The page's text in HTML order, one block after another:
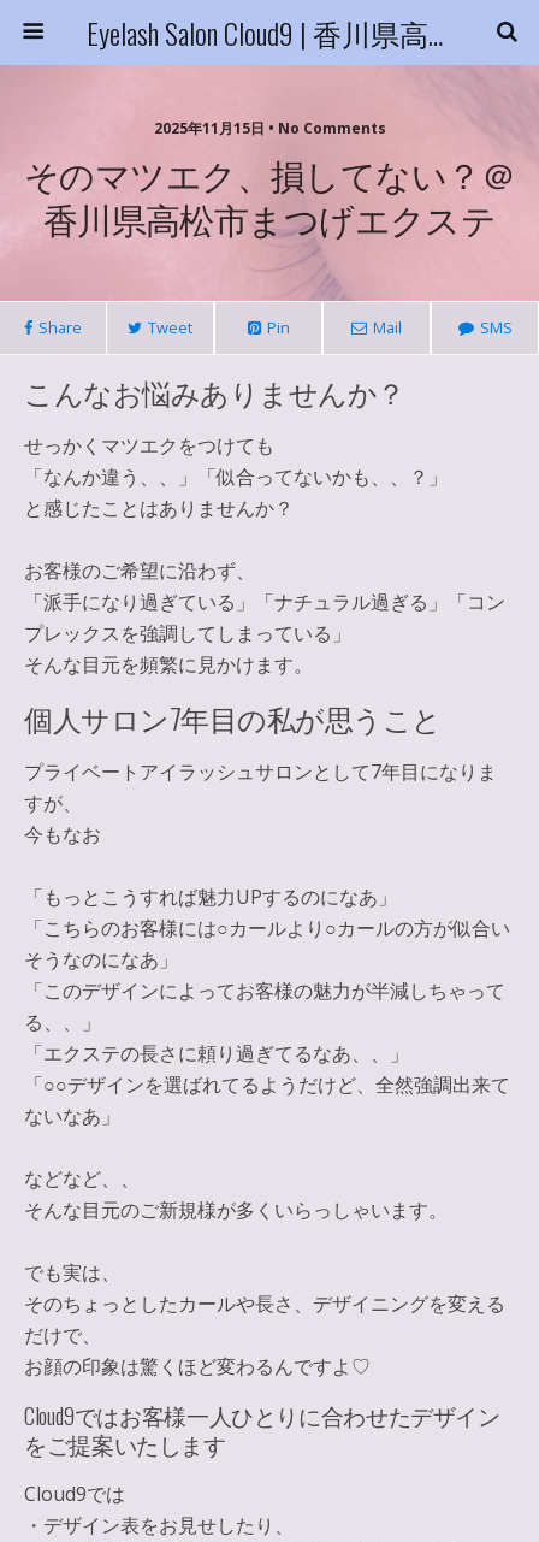
Eyelash Salon Cloud9 | 香川県高松市
2025年11月15日 • No Comments
そのマツエク、損してない？＠
香川県高松市まつげエクステ
Share Tweet Pin Mail SMS
こんなお悩みありませんか？
せっかくマツエクをつけても
「なんか違う、、」「似合ってないかも、、？」
と感じたことはありませんか？
お客様のご希望に沿わず、
「派手になり過ぎている」「ナチュラル過ぎる」「コン
プレックスを強調してしまっている」
そんな目元を頻繁に見かけます。
個人サロン7年目の私が思うこと
プライベートアイラッシュサロンとして7年目になりま
すが、
今もなお
「もっとこうすれば魅力UPするのになあ」
「こちらのお客様には○カールより○カールの方が似合い
そうなのになあ」
「このデザインによってお客様の魅力が半減しちゃって
る、、」
「エクステの長さに頼り過ぎてるなあ、、」
「○○デザインを選ばれてるようだけど、全然強調出来て
ないなあ」
などなど、、
そんな目元のご新規様が多くいらっしゃいます。
でも実は、
そのちょっとしたカールや長さ、デザイニングを変える
だけで、
お顔の印象は驚くほど変わるんですよ♡
Cloud9ではお客様一人ひとりに合わせたデザイン
をご提案いたします
Cloud9では
・デザイン表をお見せしたり、